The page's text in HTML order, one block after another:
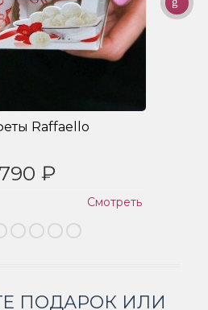
Raffaello
790 ₽
Смотреть
ПОДАРОК ИЛИ